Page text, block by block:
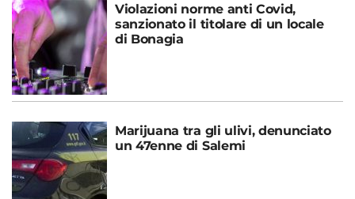
Violazioni norme anti Covid,
sanzionato il titolare di un locale
di Bonagia
Marijuana tra gli ulivi, denunciato
un 47enne di Salemi